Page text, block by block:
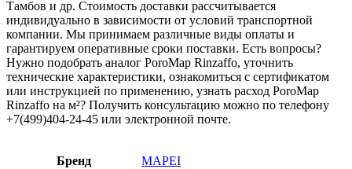
Тамбов и др. Стоимость доставки рассчитывается
индивидуально в зависимости от условий транспортной
компании. Мы принимаем различные виды оплаты и
гарантируем оперативные сроки поставки. Есть вопросы?
Нужно подобрать аналог PoroMap Rinzaffo, уточнить
технические характеристики, ознакомиться с сертификатом
или инструкцией по применению, узнать расход PoroMap
Rinzaffo на м²? Получить консультацию можно по телефону
+7(499)404-24-45 или электронной почте.
Бренд MAPEI